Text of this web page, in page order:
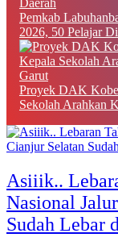
Daerah
Pemkab
2026, 50 Pelajar
Garut
Proyek DAK
Sekolah Arahkan
Asiiik..
Nasional
Sudah Lebar